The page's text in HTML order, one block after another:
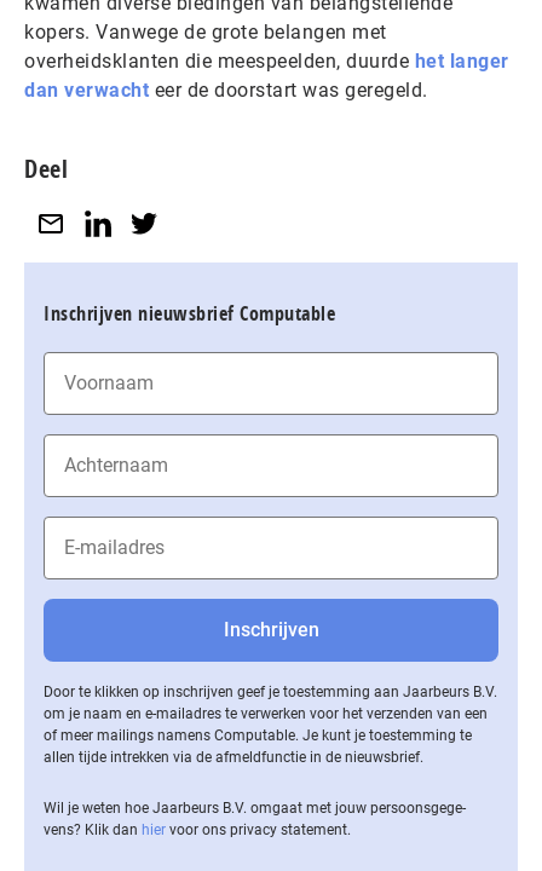
kopers. Vanwege de grote belangen met
overheidsklanten die meespeelden, duurde het langer
dan verwacht eer de doorstart was geregeld.
Deel
Inschrijven nieuwsbrief Computable
Door te klikken op inschrijven geef je toestemming aan Jaarbeurs B.V.
om je naam en e-mailadres te verwerken voor het verzenden van een
of meer mailings namens Computable. Je kunt je toestemming te
allen tijde intrekken via de af­meld­func­tie in de nieuwsbrief.
Wil je weten hoe Jaarbeurs B.V. omgaat met jouw per­soons­ge­ge­
vens? Klik dan hier voor ons privacy statement.